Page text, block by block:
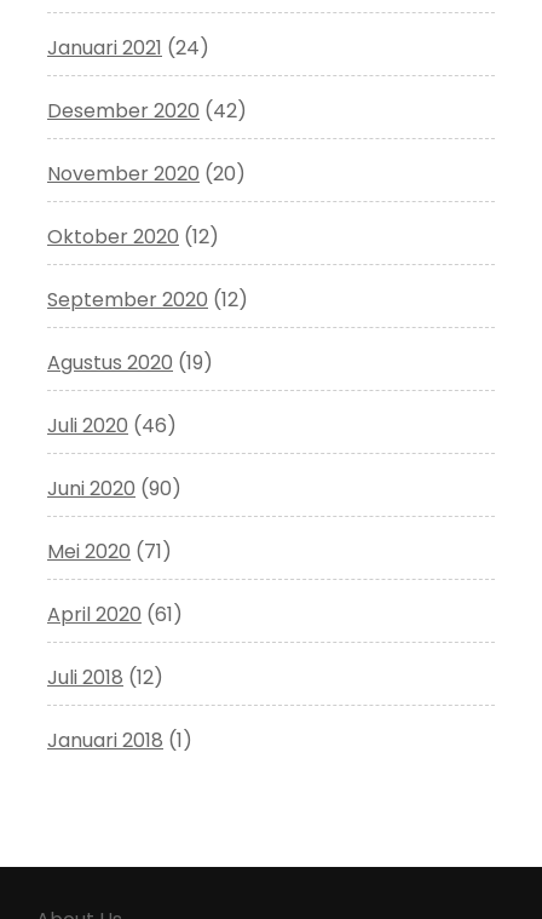
Januari 2021 (24)
Desember 2020 (42)
November 2020 (20)
Oktober 2020 (12)
September 2020 (12)
Agustus 2020 (19)
Juli 2020 (46)
Juni 2020 (90)
Mei 2020 (71)
April 2020 (61)
Juli 2018 (12)
Januari 2018 (1)